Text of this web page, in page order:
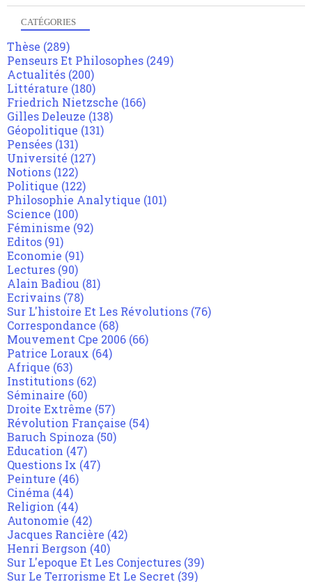
CATÉGORIES
Thèse (289)
Penseurs Et Philosophes (249)
Actualités (200)
Littérature (180)
Friedrich Nietzsche (166)
Gilles Deleuze (138)
Géopolitique (131)
Pensées (131)
Université (127)
Notions (122)
Politique (122)
Philosophie Analytique (101)
Science (100)
Féminisme (92)
Editos (91)
Economie (91)
Lectures (90)
Alain Badiou (81)
Ecrivains (78)
Sur L'histoire Et Les Révolutions (76)
Correspondance (68)
Mouvement Cpe 2006 (66)
Patrice Loraux (64)
Afrique (63)
Institutions (62)
Séminaire (60)
Droite Extrême (57)
Révolution Française (54)
Baruch Spinoza (50)
Education (47)
Questions Ix (47)
Peinture (46)
Cinéma (44)
Religion (44)
Autonomie (42)
Jacques Rancière (42)
Henri Bergson (40)
Sur L'epoque Et Les Conjectures (39)
Sur Le Terrorisme Et Le Secret (39)